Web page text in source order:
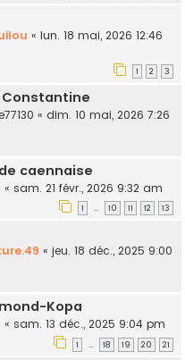
« lun. 18 mai, 2026 12:46
1 2 3
Constantine
« dim. 10 mai, 2026 7:26
caennaise
« sam. 21 févr., 2026 9:32 am
1 … 10 11 12 13
« jeu. 18 déc., 2025 9:00
Kopa
« sam. 13 déc., 2025 9:04 pm
1 … 18 19 20 21